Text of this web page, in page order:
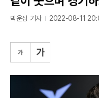
박운성 기자 2022-08-11